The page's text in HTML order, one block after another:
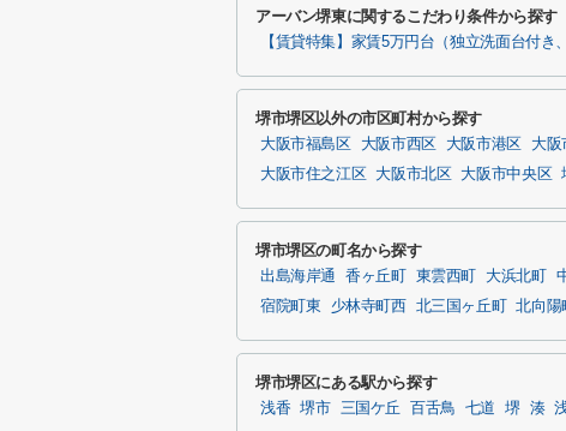
アーバン堺東に関するこだわり条件から探す
【賃貸特集】家賃5万円台（独立洗面台付き
堺市堺区以外の市区町村から探す
大阪市福島区 大阪市西区 大阪市港区 大阪
大阪市住之江区
大阪市北区 大阪市中央区
堺市堺区の町名から探す
出島海岸通 香ヶ丘町 東雲西町 大浜北町
宿院町東
少林寺町西 北三国ヶ丘町 北向陽
堺市堺区にある駅から探す
浅香 堺市 三国ケ丘 百舌鳥 七道 堺 湊